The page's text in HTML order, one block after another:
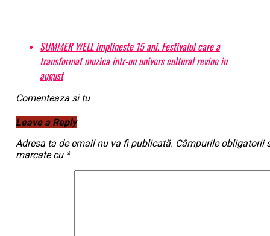
SUMMER WELL implineste 15 ani. Festivalul care a
transformat muzica intr-un univers cultural revine in
august
Comenteaza si tu
Leave a Reply
Adresa ta de email nu va fi publicată. Câmpurile obligatorii
marcate cu *